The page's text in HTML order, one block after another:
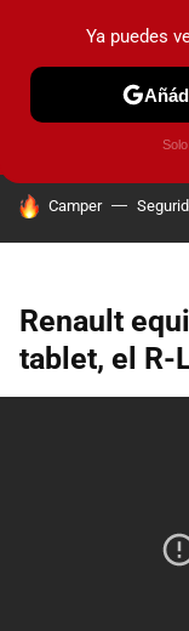
PRUEBAS
HOY SE HABLA DE
Camper
Renault
tablet, el R-
Ya puedes